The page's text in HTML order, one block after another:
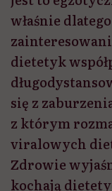
kochają
wiemy o keto,
przerywanym
wsparciem
Udostępnij
Przeczytasz w 26 min